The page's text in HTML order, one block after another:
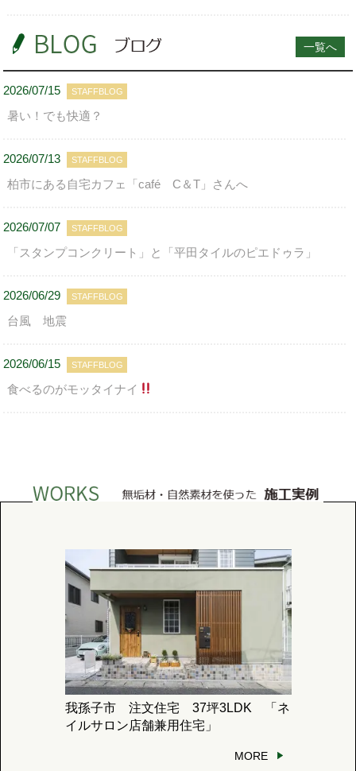
一覧へ
2026/07/15 STAFFBLOG
暑い！でも快適？
2026/07/13 STAFFBLOG
柏市にある自宅カフェ「café C＆T」さんへ
2026/07/07 STAFFBLOG
「スタンプコンクリート」と「平田タイルのピエドゥラ」
2026/06/29 STAFFBLOG
台風 地震
2026/06/15 STAFFBLOG
食べるのがモッタイナイ
我孫子市 注文住宅 37坪3LDK 「ネ
イルサロン店舗兼用住宅」
MORE